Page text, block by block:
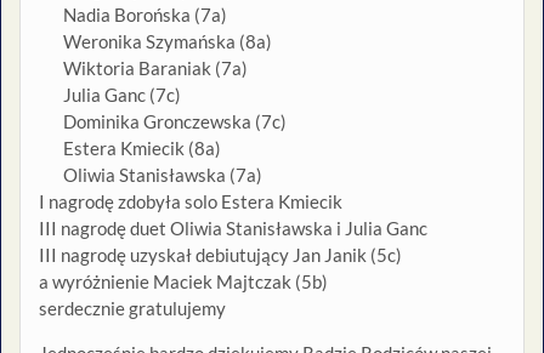
Nadia Borońska (7a)
Weronika Szymańska (8a)
Wiktoria Baraniak (7a)
Julia Ganc (7c)
Dominika Gronczewska (7c)
Estera Kmiecik (8a)
Oliwia Stanisławska (7a)
I nagrodę zdobyła solo Estera Kmiecik
III nagrodę duet Oliwia Stanisławska i Julia Ganc
III nagrodę uzyskał debiutujący Jan Janik (5c)
a wyróżnienie Maciek Majtczak (5b)
serdecznie gratulujemy